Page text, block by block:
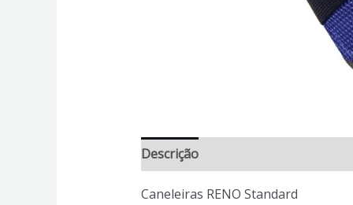
Descrição
Caneleiras RENO Standard